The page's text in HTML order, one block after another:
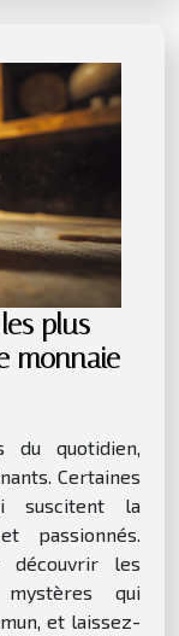
plus
monnaie
du quotidien,
Certaines
suscitent la
passionnés.
découvrir les
qui
et laissez-